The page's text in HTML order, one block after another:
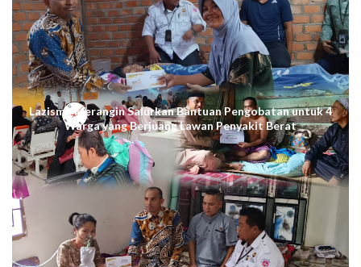
Lazismu Merangin Salurkan Bantuan Pengobatan untuk 4
Warga yang Berjuang Lawan Penyakit Berat